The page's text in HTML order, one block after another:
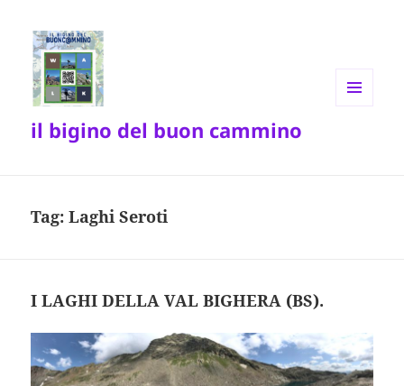
il bigino del buon cammino
Tag:Laghi Seroti
I LAGHI DELLA VAL BIGHERA (BS).